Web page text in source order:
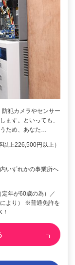
犯カメラやセンサー
ます。といっても、
ため、あなた…
上226,500円以上）
いずれかの事業所へ
年が60歳の為）／
より） ※普通免許を